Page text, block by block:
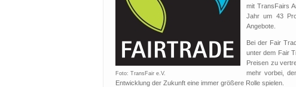
Foto: TransFair e.V.
mit TransFairs
Jahr um 43
Angebote.
Bei der Fair
unter dem Fair
Preisen zu
mehr vorbei,
Entwicklung der Zukunft eine immer größere Rolle spielen.